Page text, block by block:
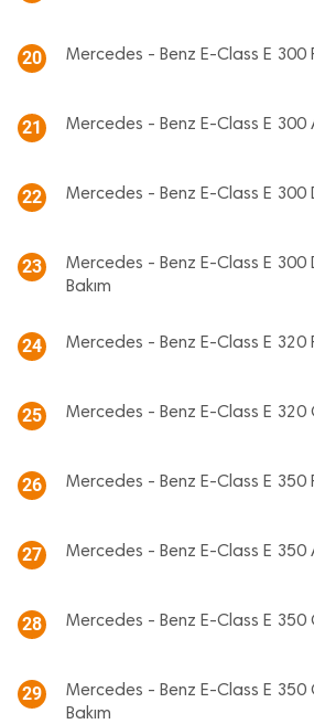
20 Mercedes - Benz E-Class E 300
21 Mercedes - Benz E-Class E 300
22 Mercedes - Benz E-Class E 300
23
Mercedes - Benz E-Class E 300
Bakım
24 Mercedes - Benz E-Class E 320
25 Mercedes - Benz E-Class E 320
26 Mercedes - Benz E-Class E 350
27 Mercedes - Benz E-Class E 350
28 Mercedes - Benz E-Class E 350
29
Mercedes - Benz E-Class E 350
Bakım